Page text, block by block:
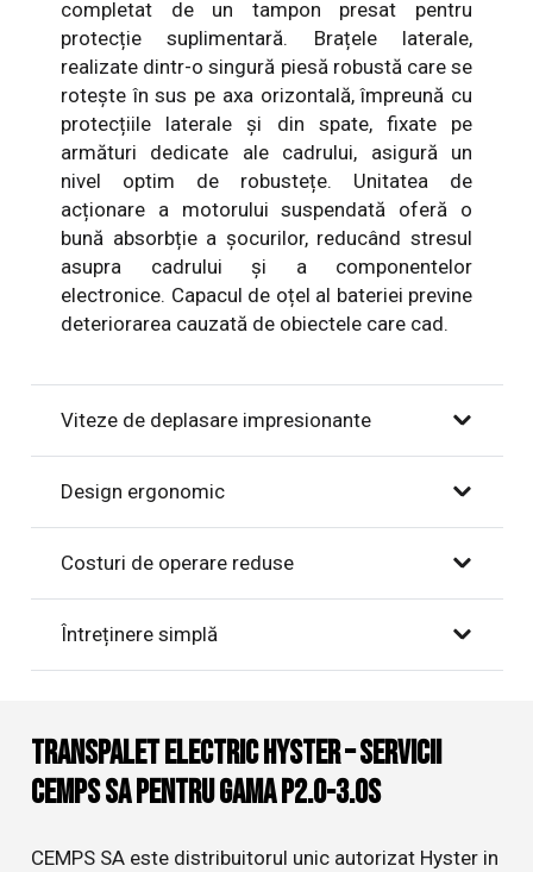
completat de un tampon presat pentru
protecție suplimentară. Brațele laterale,
realizate dintr-o singură piesă robustă care se
rotește în sus pe axa orizontală, împreună cu
protecțiile laterale și din spate, fixate pe
armături dedicate ale cadrului, asigură un
nivel optim de robustețe. Unitatea de
acționare a motorului suspendată oferă o
bună absorbție a șocurilor, reducând stresul
asupra cadrului și a componentelor
electronice. Capacul de oțel al bateriei previne
deteriorarea cauzată de obiectele care cad.
Viteze de deplasare impresionante
Design ergonomic
Costuri de operare reduse
Întreținere simplă
Transpalet electric Hyster – Servicii
CEMPS SA pentru gama P2.0-3.0S
CEMPS SA este distribuitorul unic autorizat Hyster in